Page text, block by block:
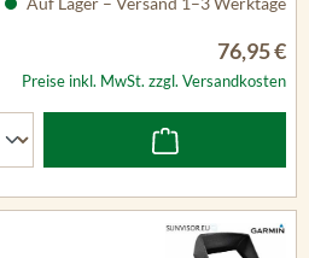
76,95 €
Preise inkl. MwSt. zzgl. Versandkosten